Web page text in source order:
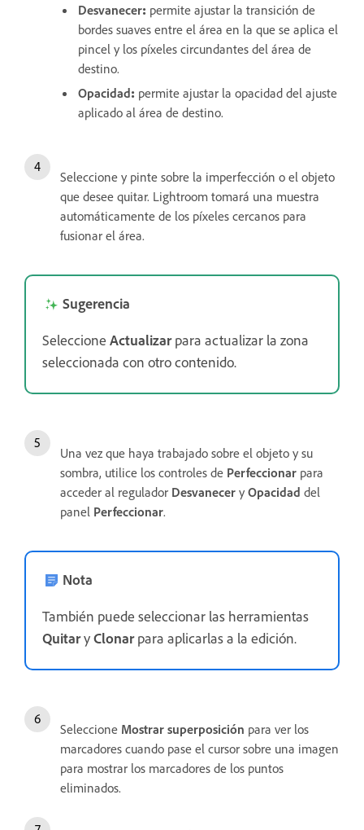
Desvanecer: permite ajustar la transición de
bordes suaves entre el área en la que se aplica el
pincel y los píxeles circundantes del área de
destino.
Opacidad: permite ajustar la opacidad del ajuste
aplicado al área de destino.
Seleccione y pinte sobre la imperfección o el objeto
que desee quitar. Lightroom tomará una muestra
automáticamente de los píxeles cercanos para
fusionar el área.
Sugerencia
Seleccione Actualizarpara actualizar la zona
seleccionada con otro contenido.
Una vez que haya trabajado sobre el objeto y su
sombra, utilice los controles de Perfeccionar para
acceder al regulador Desvanecer y Opacidad del
panel Perfeccionar.
Nota
También puede seleccionar las herramientas
QuitaryClonarpara aplicarlas a la edición.
Seleccione Mostrar superposición para ver los
marcadores cuando pase el cursor sobre una imagen
para mostrar los marcadores de los puntos
eliminados.